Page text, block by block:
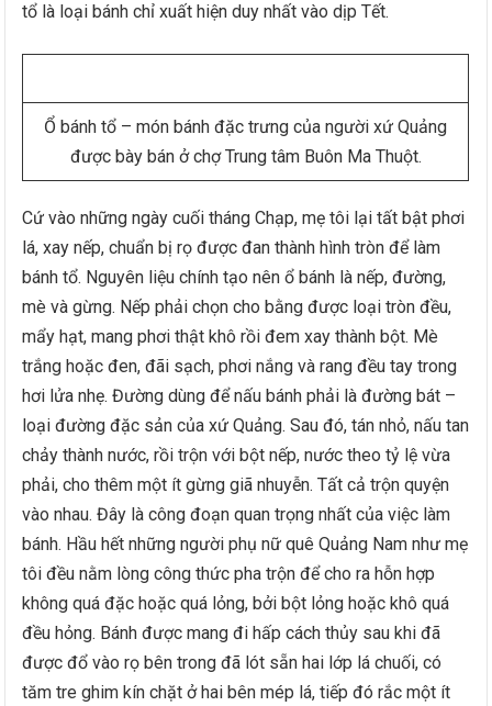
tổ là loại bánh chỉ xuất hiện duy nhất vào dịp Tết.
Ổ bánh tổ – món bánh đặc trưng của người xứ Quảng
được bày bán ở chợ Trung tâm Buôn Ma Thuột.
Cứ vào những ngày cuối tháng Chạp, mẹ tôi lại tất bật phơi
lá, xay nếp, chuẩn bị rọ được đan thành hình tròn để làm
bánh tổ. Nguyên liệu chính tạo nên ổ bánh là nếp, đường,
mè và gừng. Nếp phải chọn cho bằng được loại tròn đều,
mẩy hạt, mang phơi thật khô rồi đem xay thành bột. Mè
trắng hoặc đen, đãi sạch, phơi nắng và rang đều tay trong
hơi lửa nhẹ. Đường dùng để nấu bánh phải là đường bát –
loại đường đặc sản của xứ Quảng. Sau đó, tán nhỏ, nấu tan
chảy thành nước, rồi trộn với bột nếp, nước theo tỷ lệ vừa
phải, cho thêm một ít gừng giã nhuyễn. Tất cả trộn quyện
vào nhau. Đây là công đoạn quan trọng nhất của việc làm
bánh. Hầu hết những người phụ nữ quê Quảng Nam như mẹ
tôi đều nằm lòng công thức pha trộn để cho ra hỗn hợp
không quá đặc hoặc quá lỏng, bởi bột lỏng hoặc khô quá
đều hỏng. Bánh được mang đi hấp cách thủy sau khi đã
được đổ vào rọ bên trong đã lót sẵn hai lớp lá chuối, có
tăm tre ghim kín chặt ở hai bên mép lá, tiếp đó rắc một ít